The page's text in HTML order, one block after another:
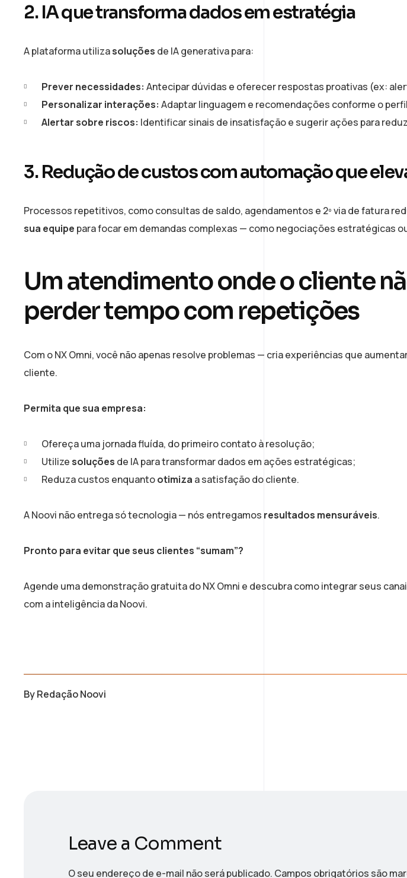
2. IA que transforma dados em estratégia
A plataforma utilizasoluções de IA generativa para:
Prever necessidades: Antecipar dúvidas e oferecer respostas proativas (ex:
Personalizar interações: Adaptar linguagem e recomendações conforme o
Alertar sobre riscos: Identificar sinais de insatisfação e sugerir ações para
3. Redução de custos com automação que
Processos repetitivos, como consultas de saldo, agendamentos e 2º via de fatura
sua equipe para focar em demandas complexas — como negociações estratégicas
Um atendimento onde o cliente
perder tempo com repetições
Com o NX Omni, você não apenas resolve problemas — cria experiências que
cliente.
Permita que sua empresa:
Ofereça uma jornada fluída, do primeiro contato à resolução;
Utilizesoluções de IA para transformar dados em ações estratégicas;
Reduza custos enquantootimiza a satisfação do cliente.
A Noovi não entrega só tecnologia — nós entregamos resultados mensuráveis.
Pronto para evitar que seus clientes “sumam”?
Agende uma demonstração gratuita do NX Omni e descubra como integrar seus
com a inteligência da Noovi.
ByRedação Noovi
Leave a Comment
O seu endereço de e-mail não será publicado. Campos obrigatórios são